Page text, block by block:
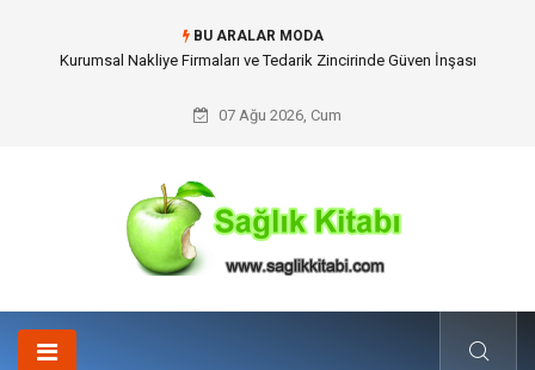
BU ARALAR MODA
Dalaman Kalkan Transfer: Kişiselleştirilmiş Hizmet Ve Uç Nokta Konforu
07 Ağu 2026, Cum